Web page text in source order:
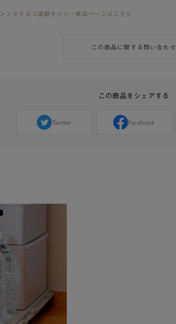
＞＞タテヨコ連結キャリー単品ページはこちら
この商品に関する問い合わせ
この商品をシェアする
Twitter Facebook